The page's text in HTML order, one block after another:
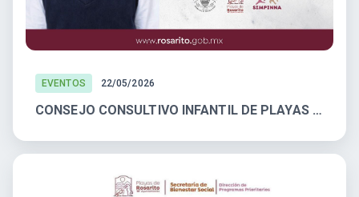
EVENTOS 22/05/2026
CONSEJO CONSULTIVO INFANTIL DE PLAYAS DE ROSARITO